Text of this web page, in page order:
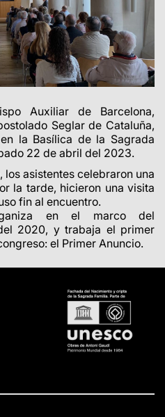
Auxiliar de Barcelona,
Seglar de Cataluña,
la Basílica de la Sagrada
22 de abril del 2023.
asistentes celebraron una
la tarde, hicieron una visita
fin al encuentro.
en el marco del
2020, y trabaja el primer
el Primer Anuncio.